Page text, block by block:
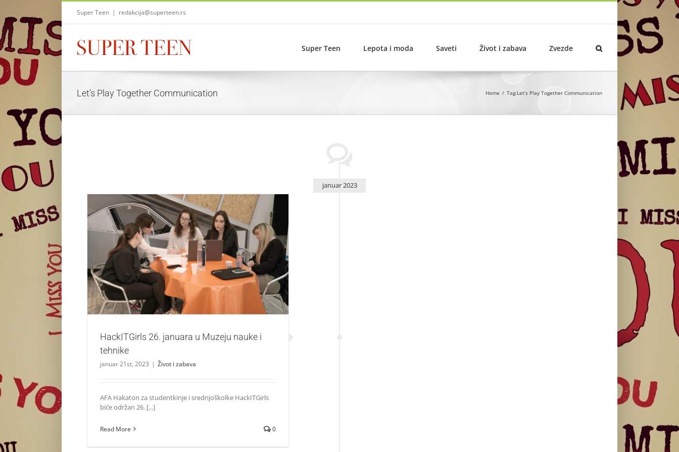
content
Super Teen | redakcija@superteen.rs
Super Teen Lepota i moda Saveti Život i zabava Zvezde
Let’s Play Together Communication Home Tag:Let’s Play Together Communication
januar 2023
HackITGirls 26. januara u Muzeju nauke i tehnike
Život i zabava
HackITGirls 26. januara u Muzeju nauke i
tehnike
januar 21st, 2023 | Život i zabava
AFA Hakaton za studentkinje i srednjoškolke HackITGirls
biće održan 26. [...]
Read More 0